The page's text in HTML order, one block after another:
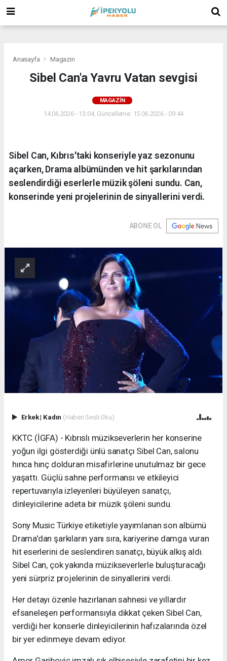
Anasayfa Magazin
Sibel Can'a Yavru Vatan sevgisi
MAGAZIN
14.06.2026 - 13:04, Güncelleme: 15.06.2026 - 09:44
Sibel Can, Kıbrıs'taki konseriyle yaz sezonunu
açarken, Drama albümünden ve hit şarkılarından
seslendirdiği eserlerle müzik şöleni sundu. Can,
konserinde yeni projelerinin de sinyallerini verdi.
ABONE OL
Erkek| Kadın (Haberi Sesli Oku)
KKTC (İGFA) - Kıbrıslı müzikseverlerin her konserine
yoğun ilgi gösterdiği ünlü sanatçı Sibel Can, salonu
hınca hınç dolduran misafirlerine unutulmaz bir gece
yaşattı. Güçlü sahne performansı ve etkileyici
repertuvarıyla izleyenleri büyüleyen sanatçı,
dinleyicilerine adeta bir müzik şöleni sundu.
Sony Music Türkiye etiketiyle yayımlanan son albümü
Drama'dan şarkıların yanı sıra, kariyerine damga vuran
hit eserlerini de seslendiren sanatçı, büyük alkış aldı.
Sibel Can, çok yakında müzikseverlerle buluşturacağı
yeni sürpriz projelerinin de sinyallerini verdi.
Her detayı özenle hazırlanan sahnesi ve yıllardır
efsaneleşen performansıyla dikkat çeken Sibel Can,
verdiği her konserle dinleyicilerinin hafızalarında özel
bir yer edinmeye devam ediyor.